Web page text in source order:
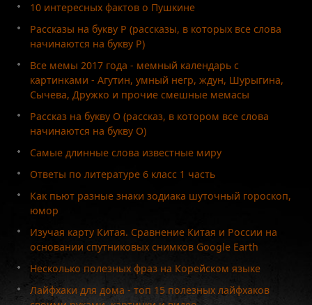
10 интересных фактов о Пушкине
Рассказы на букву Р (рассказы, в которых все слова
начинаются на букву Р)
Все мемы 2017 года - мемный календарь с
картинками - Агутин, умный негр, ждун, Шурыгина,
Сычева, Дружко и прочие смешные мемасы
Рассказ на букву О (рассказ, в котором все слова
начинаются на букву О)
Самые длинные слова известные миру
Ответы по литературе 6 класс 1 часть
Как пьют разные знаки зодиака шуточный гороскоп,
юмор
Изучая карту Китая. Сравнение Китая и России на
основании спутниковых снимков Google Earth
Несколько полезных фраз на Корейском языке
Лайфхаки для дома - топ 15 полезных лайфхаков